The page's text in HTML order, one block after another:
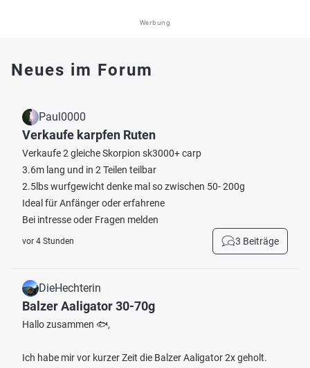
Werbung
Neues im Forum
Paul0000
Verkaufe karpfen Ruten
Verkaufe 2 gleiche Skorpion sk3000+ carp
3.6m lang und in 2 Teilen teilbar
2.5lbs wurfgewicht denke mal so zwischen 50- 200g
Ideal für Anfänger oder erfahrene
Bei intresse oder Fragen melden
vor 4 Stunden 3 Beiträge
DieHechterin
Balzer Aaligator 30-70g
Hallo zusammen 🐟,
Ich habe mir vor kurzer Zeit die Balzer Aaligator 2x geholt.